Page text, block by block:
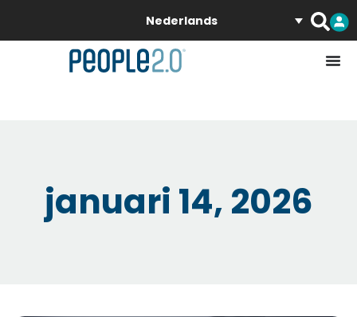
Nederlands
januari 14, 2026